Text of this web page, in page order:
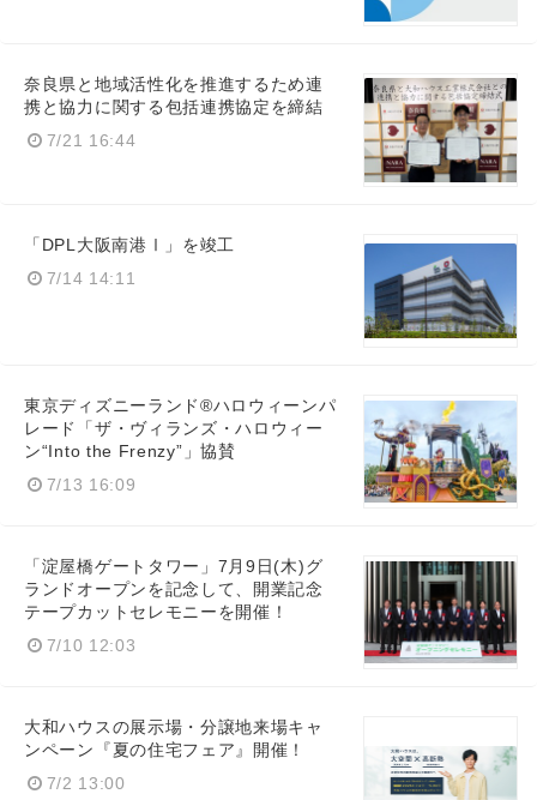
奈良県と地域活性化を推進するため連
携と協力に関する包括連携協定を締結
7/21 16:44
「DPL大阪南港Ⅰ」を竣工
7/14 14:11
東京ディズニーランド®ハロウィーンパ
レード「ザ・ヴィランズ・ハロウィー
ン“Into the Frenzy”」協賛
7/13 16:09
「淀屋橋ゲートタワー」7月9日(木)グ
ランドオープンを記念して、開業記念
テープカットセレモニーを開催！
7/10 12:03
大和ハウスの展示場・分譲地来場キャ
ンペーン『夏の住宅フェア』開催！
7/2 13:00